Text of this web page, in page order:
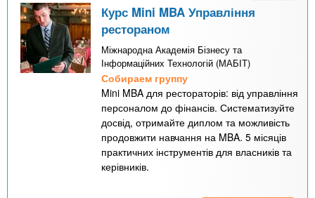
Курс Mini MBA Управління
рестораном
Міжнародна Академія Бізнесу та
Інформаційних Технологій (МАБІТ)
Собираем группу
Mini MBA для рестораторів: від управління
персоналом до фінансів. Систематизуйте
досвід, отримайте диплом та можливість
продовжити навчання на MBA. 5 місяців
практичних інструментів для власників та
керівників.